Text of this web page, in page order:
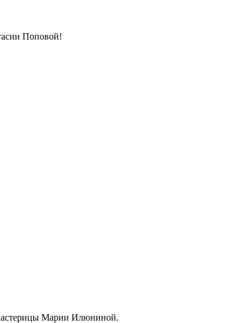
Поповой!
Марии Илюниной.